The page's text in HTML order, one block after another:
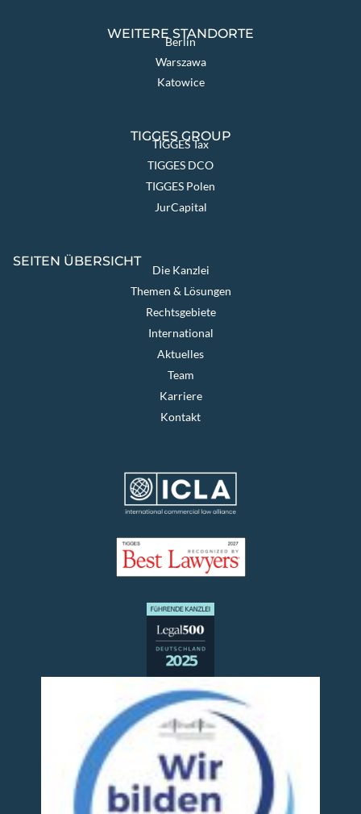
WEITERE STANDORTE
Berlin
Warszawa
Katowice
TIGGES GROUP
TIGGES Tax
TIGGES DCO
TIGGES Polen
JurCapital
SEITEN ÜBERSICHT
Die Kanzlei
Themen & Lösungen
Rechtsgebiete
International
Aktuelles
Team
Karriere
Kontakt